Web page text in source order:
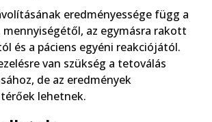
eredményessége függ a
az egymásra rakott
és a páciens egyéni reakciójától.
van szükség a tetoválás
de az eredmények
lehetnek.